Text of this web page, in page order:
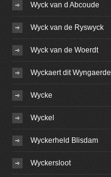
Wyck van d Abcoude
Wyck van de Ryswyck
Wyck van de Woerdt
Wyckaert dit Wyngaerde
Wycke
Wyckel
Wyckerheld Blisdam
Wyckersloot